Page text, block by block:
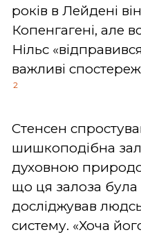
років в Лейдені
Копенгагені, але
Нільс
важливі
2
Стенсен
шишкоподібна
духовною
що ця залоза була
досліджував
систему. «Хоча